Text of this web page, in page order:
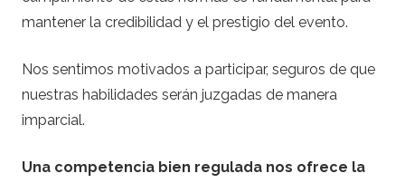
mantener la credibilidad y el prestigio del evento.
Nos sentimos motivados a participar, seguros de que
nuestras habilidades serán juzgadas de manera
imparcial.
Una competencia bien regulada nos ofrece la